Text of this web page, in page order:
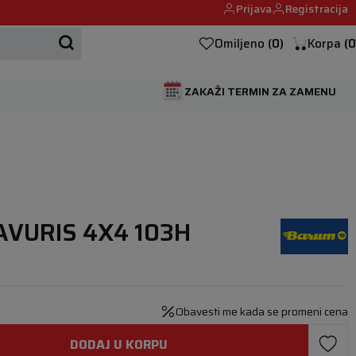
Mehanika automobila u Beogumu.
Prijava Registracija
Omiljeno (0) Korpa (0
ZAKAŽI TERMIN ZA ZAMENU
4X4 103H
Obavesti me kada se promeni cena
DODAJ U KORPU